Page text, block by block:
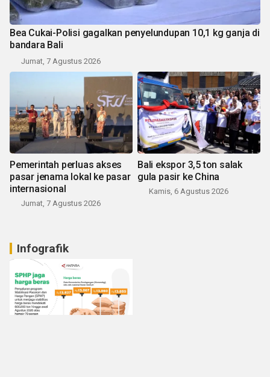
Bea Cukai-Polisi gagalkan penyelundupan 10,1 kg ganja di
bandara Bali
Jumat, 7 Agustus 2026
Pemerintah perluas akses
pasar jenama lokal ke pasar
internasional
Jumat, 7 Agustus 2026
Bali ekspor 3,5 ton salak
gula pasir ke China
Kamis, 6 Agustus 2026
Infografik